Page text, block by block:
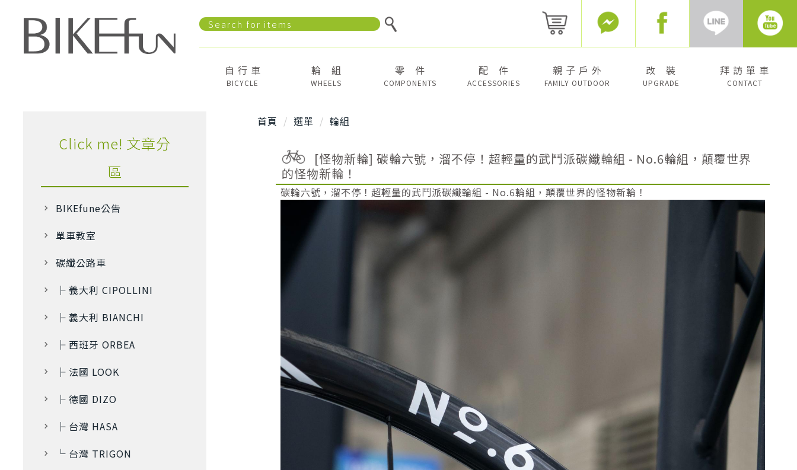
自 行 車
BICYCLE
輪 組
WHEELS
零 件
COMPONENTS
配 件
ACCESSORIES
親 子 戶 外
FAMILY OUTDOOR
改 裝
UPGRADE
拜 訪 單 車
CONTACT
Click me! 文章分
區
BIKEfune公告
單車教室
碳纖公路車
├ 義大利 CIPOLLINI
├ 義大利 BIANCHI
├ 西班牙 ORBEA
├ 法國 LOOK
├ 德國 DIZO
├ 台灣 HASA
└ 台灣 TRIGON
首頁 選單 輪組
[怪物新輪] 碳輪六號，溜不停！超輕量的武鬥派碳纖輪組 - No.6輪組，顛覆世界
的怪物新輪！
碳輪六號，溜不停！超輕量的武鬥派碳纖輪組 - No.6輪組，顛覆世界的怪物新輪！